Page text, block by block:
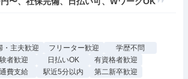
・主夫歓迎 フリーター歓迎
学歴不問
者歓迎 日払いOK
有資格者歓迎
費支給 駅近5分以内
第二新卒歓迎